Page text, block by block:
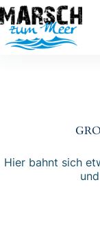
Zum
Inhalt
springen
Hier bahnt sich